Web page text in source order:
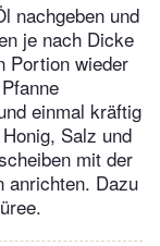
nachgeben und
je nach Dicke
Portion wieder
einmal kräftig
Salz und
mit der
anrichten. Dazu